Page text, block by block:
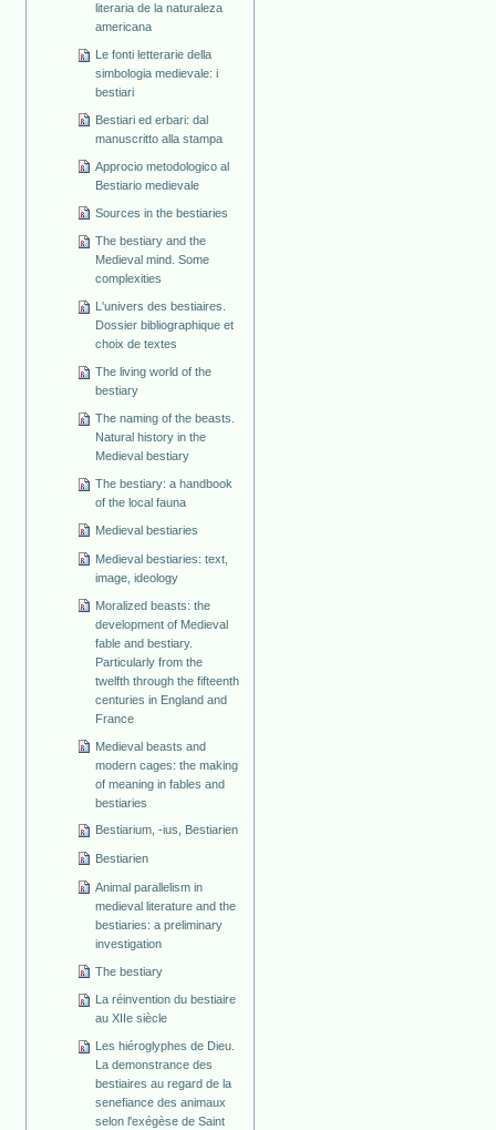
literaria de la naturaleza
americana
Le fonti letterarie della
simbologia medievale: i
bestiari
Bestiari ed erbari: dal
manuscritto alla stampa
Approcio metodologico al
Bestiario medievale
Sources in the bestiaries
The bestiary and the
Medieval mind. Some
complexities
L'univers des bestiaires.
Dossier bibliographique et
choix de textes
The living world of the
bestiary
The naming of the beasts.
Natural history in the
Medieval bestiary
The bestiary: a handbook
of the local fauna
Medieval bestiaries
Medieval bestiaries: text,
image, ideology
Moralized beasts: the
development of Medieval
fable and bestiary.
Particularly from the
twelfth through the fifteenth
centuries in England and
France
Medieval beasts and
modern cages: the making
of meaning in fables and
bestiaries
Bestiarium, -ius, Bestiarien
Bestiarien
Animal parallelism in
medieval literature and the
bestiaries: a preliminary
investigation
The bestiary
La réinvention du bestiaire
au XIIe siècle
Les hiéroglyphes de Dieu.
La demonstrance des
bestiaires au regard de la
senefiance des animaux
selon l'exégèse de Saint